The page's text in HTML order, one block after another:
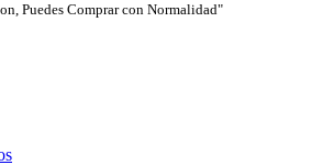
Puedes Comprar con Normalidad"